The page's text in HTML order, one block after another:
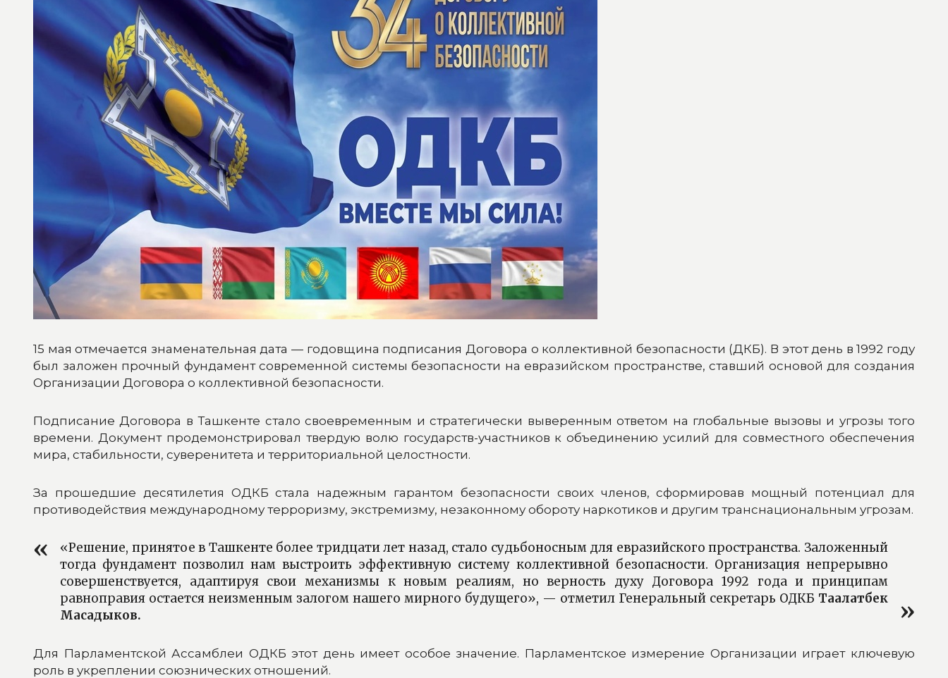
15 мая отмечается знаменательная дата — годовщина подписания Договора о коллективной безопасности (ДКБ). В этот день в 1992 году
был заложен прочный фундамент современной системы безопасности на евразийском пространстве, ставший основой для создания
Организации Договора о коллективной безопасности.
Подписание Договора в Ташкенте стало своевременным и стратегически выверенным ответом на глобальные вызовы и угрозы того
времени. Документ продемонстрировал твердую волю государств-участников к объединению усилий для совместного обеспечения
мира, стабильности, суверенитета и территориальной целостности.
За прошедшие десятилетия ОДКБ стала надежным гарантом безопасности своих членов, сформировав мощный потенциал для
противодействия международному терроризму, экстремизму, незаконному обороту наркотиков и другим транснациональным угрозам.
«Решение, принятое в Ташкенте более тридцати лет назад, стало судьбоносным для евразийского пространства. Заложенный
тогда фундамент позволил нам выстроить эффективную систему коллективной безопасности. Организация непрерывно
совершенствуется, адаптируя свои механизмы к новым реалиям, но верность духу Договора 1992 года и принципам
равноправия остается неизменным залогом нашего мирного будущего», — отметил Генеральный секретарь ОДКБ Таалатбек
Масадыков.
Для Парламентской Ассамблеи ОДКБ этот день имеет особое значение. Парламентское измерение Организации играет ключевую
роль в укреплении союзнических отношений.